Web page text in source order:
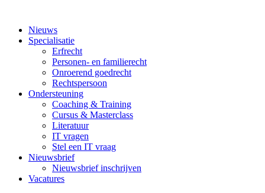
Nieuws
Specialisatie
Erfrecht
Personen- en familierecht
Onroerend goedrecht
Rechtspersoon
Ondersteuning
Coaching & Training
Cursus & Masterclass
Literatuur
IT vragen
Stel een IT vraag
Nieuwsbrief
Nieuwsbrief inschrijven
Vacatures